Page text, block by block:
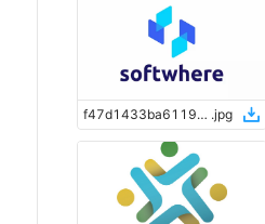
f47d1433ba6119e3b74e060c75d5e519 .jpg